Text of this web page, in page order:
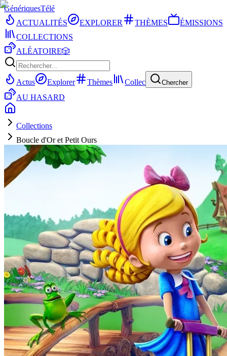
GénériquesTélé
ACTUALITÉS
EXPLORER THÈMES
ÉMISSIONS
COLLECTIONS
ALÉATOIRE🎲
Actus Explorer Thèmes Collec Chercher
AU HASARD
Collections
Boucle d'Or et Petit Ours